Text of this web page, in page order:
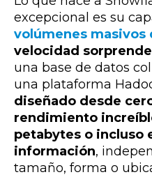
excepcional es su
volúmenes masivos
velocidad
una base de datos
una plataforma
diseñado desde
rendimiento
petabytes o incluso
información,
tamaño, forma o